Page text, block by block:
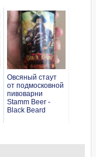
Овсяный стаут
от подмосковной
пивоварни
Stamm Beer -
Black Beard